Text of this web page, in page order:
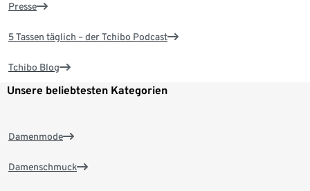
Presse
5 Tassen täglich – der Tchibo Podcast
Tchibo Blog
Unsere beliebtesten Kategorien
Damenmode
Damenschmuck